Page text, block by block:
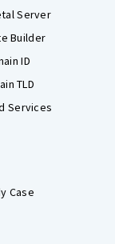
Server
Builder
ID
TLD
Services
Case